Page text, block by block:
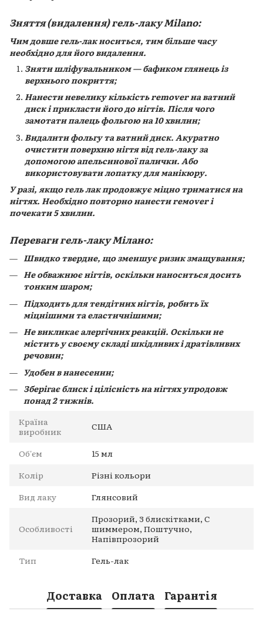
Зняття (видалення) гель-лаку Milano:
Чим довше гель-лак носиться, тим більше часу
необхідно для його видалення.
Зняти шліфувальником — бафиком глянець із
верхнього покриття;
Нанести невелику кількість remover на ватний
диск і прикласти його до нігтів. Після чого
замотати палець фольгою на 10 хвилин;
Видалити фольгу та ватний диск. Акуратно
очистити поверхню нігтя від гель-лаку за
допомогою апельсинової палички. Або
використовувати лопатку для манікюру.
У разі, якщо гель лак продовжує міцно триматися на
нігтях. Необхідно повторно нанести rемover і
почекати 5 хвилин.
Переваги гель-лаку Мілано:
Швидко твердне, що зменшує ризик змащування;
Не обважнює нігтів, оскільки наноситься досить
тонким шаром;
Підходить для тендітних нігтів, робить їх
міцнішими та еластичнішими;
Не викликає алергічних реакцій. Оскільки не
містить у своєму складі шкідливих і дратівливих
речовин;
Удобен в нанесении;
Зберігає блиск і цілісність на нігтях упродовж
понад 2 тижнів.
Країна
виробник
США
Об'єм
15 мл
Колір
Різні кольори
Вид лаку
Глянсовий
Особливості
Прозорий, З блискітками, С
шиммером, Поштучно,
Напівпрозорий
Тип
Гель-лак
Доставка Оплата Гарантія